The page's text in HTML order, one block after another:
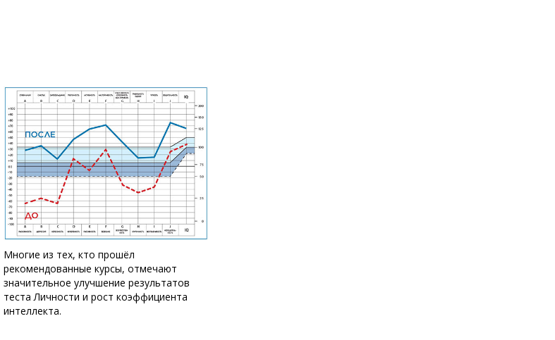
Многие из тех, кто прошёл
рекомендованные курсы, отмечают
значительное улучшение результатов
теста Личности и рост коэффициента
интеллекта.